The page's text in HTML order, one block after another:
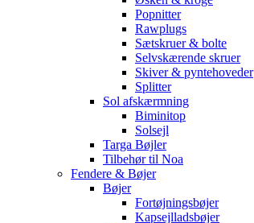
Popnitter
Rawplugs
Sætskruer & bolte
Selvskærende skruer
Skiver & pyntehoveder
Splitter
Sol afskærmning
Biminitop
Solsejl
Targa Bøjler
Tilbehør til Noa
Fendere & Bøjer
Bøjer
Fortøjningsbøjer
Kapsejlladsbøjer